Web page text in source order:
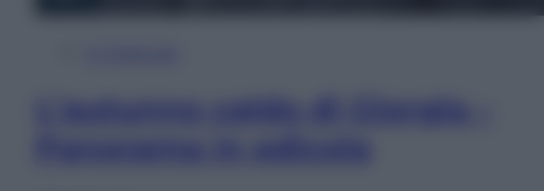
L’autunno caldo di Giorgia –